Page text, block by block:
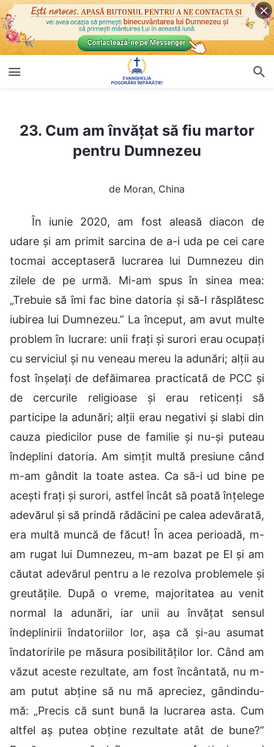
23. Cum am învățat să fiu martor pentru Dumnezeu
23. Cum am învățat să fiu martor
pentru Dumnezeu
de Moran, China
În iunie 2020, am fost aleasă diacon de
udare și am primit sarcina de a-i uda pe cei care
tocmai acceptaseră lucrarea lui Dumnezeu din
zilele de pe urmă. Mi-am spus în sinea mea:
„Trebuie să îmi fac bine datoria și să-I răsplătesc
iubirea lui Dumnezeu.” La început, am avut multe
problem în lucrare: unii frați și surori erau ocupați
cu serviciul și nu veneau mereu la adunări; alții au
fost înșelați de defăimarea practicată de PCC și
de cercurile religioase și erau reticenți să
participe la adunări; alții erau negativi și slabi din
cauza piedicilor puse de familie și nu-și puteau
îndeplini datoria. Am simțit multă presiune când
m-am gândit la toate astea. Ca să-i ud bine pe
acești frați și surori, astfel încât să poată înțelege
adevărul și să prindă rădăcini pe calea adevărată,
era multă muncă de făcut! În acea perioadă, m-
am rugat lui Dumnezeu, m-am bazat pe El și am
căutat adevărul pentru a le rezolva problemele și
greutățile. După o vreme, majoritatea au venit
normal la adunări, iar unii au învățat sensul
îndeplinirii îndatoriilor lor, așa că și-au asumat
îndatoririle pe măsura posibilităților lor. Când am
văzut aceste rezultate, am fost încântată, nu m-
am putut abține să nu mă apreciez, gândindu-
mă: „Precis că sunt bună la lucrarea asta. Cum
altfel aș putea obține rezultate atât de bune?”